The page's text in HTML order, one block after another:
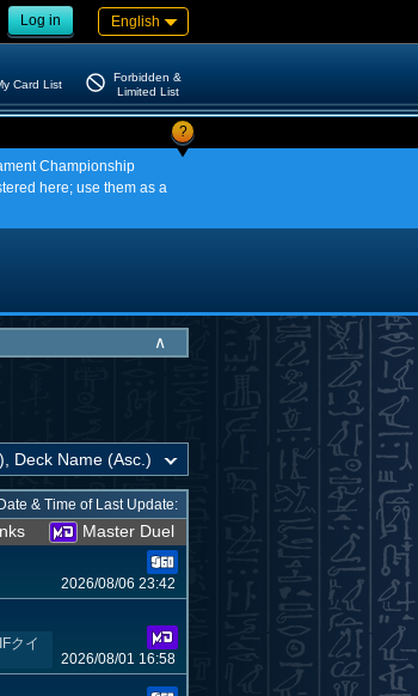
Log in English
Card List
Forbidden &
Limited List
?
Championship
here; use them as a
∧
& Time of Last Update:
Master Duel
2026/08/06 23:42
クイ
2026/08/01 16:58